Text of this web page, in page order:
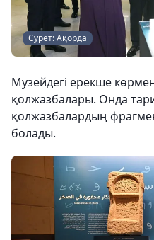
Сурет: Ақорда
Музейдегі ерекше
қолжазбалары. Онда
қолжазбалардың
болады.